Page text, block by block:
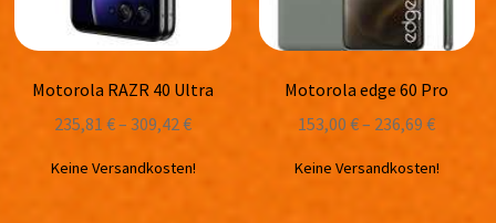
Motorola RAZR 40 Ultra
235,81€–309,42€
Keine Versandkosten!
Motorola edge 60 Pro
153,00€– 236,69€
Keine Versandkosten!